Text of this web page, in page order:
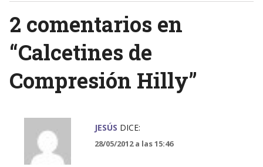
2 comentarios en
“Calcetines de
Compresión Hilly”
JESÚS DICE:
28/05/2012 a las 15:46